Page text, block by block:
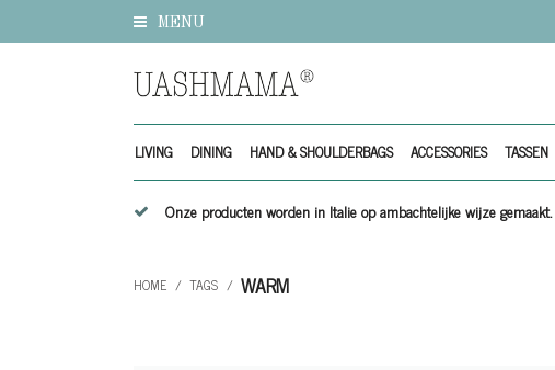
MENU
LIVING DINING HAND & SHOULDERBAGS ACCESSORIES TASSEN
Onze producten worden in Italie op ambachtelijke wijze
HOME / TAGS / WARM